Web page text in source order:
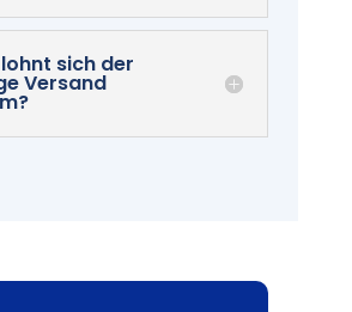
sich der
Versand